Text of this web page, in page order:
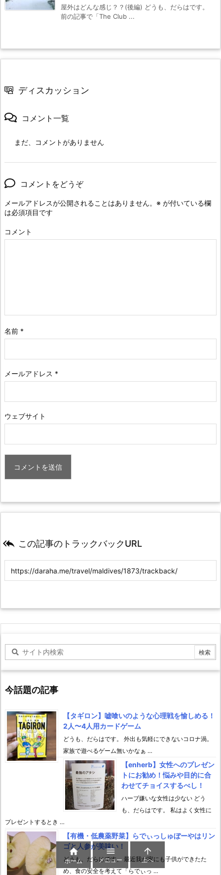
屋外はどんな感じ？？(後編) どうも、だらはです。
前の記事で「The Club ...
ディスカッション
コメント一覧
まだ、コメントがありません
コメントをどうぞ
メールアドレスが公開されることはありません。 ※ が付いている欄
は必須項目です
コメント
名前 *
メールアドレス *
ウェブサイト
 この記事のトラックバックURL
今話題の記事
【タギロン】嘘喰いのような心理戦を愉しめる！
2人〜4人用カードゲーム
どうも、だらはです。 外出も気軽にできないコロナ渦。
家族で遊べるゲーム無いかなぁ …
【enherb】女性へのプレゼン
トにお勧め！悩みや目的に合
わせてチョイスするべし！
ハーブ嫌いな女性は少ない どう
も、だらはです。 私はよく女性に
プレゼントするとき …
【有機・低農薬野菜】らでぃっしゅぼーやはリン
ゴと人参が美味い！
どうも、だらはです。 最近我が家にも子供ができたた
め、食の安全を考えて「らでぃっ …

ホーム

メニュー

上へ